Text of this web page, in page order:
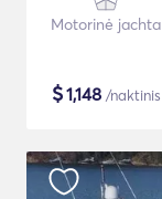
Motorinė jachta
$1,148 /naktinis